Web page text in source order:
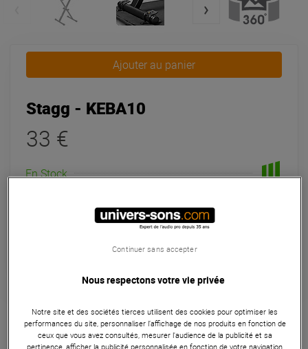
Ajouter au panier
Stagg - KEBA10
33 €
En Stock
Habituellement expédié sous 3 jours
Retrait magasin en 4 jour(s)
à Univers-sons
Garantie
ans
Mobiliers
Nous respectons votre vie privée
Notre site et des sociétés tierces utilisent des cookies pour optimiser les
performances du site, personnaliser l’affichage de nos produits en fonction de
ceux que vous avez consultés, mesurer l'audience de la publicité et sa
Continuer sans accepter